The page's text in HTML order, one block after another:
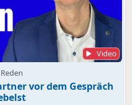
Video
vor dem Gespräch